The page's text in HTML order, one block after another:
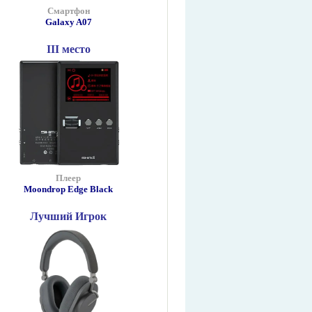
Смартфон
Galaxy A07
III место
Плеер
Moondrop Edge Black
Лучший Игрок